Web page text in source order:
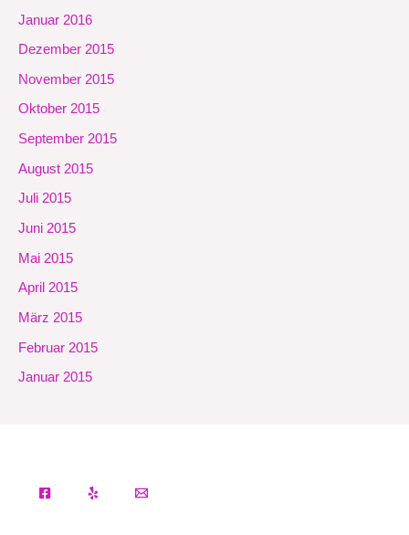
Januar 2016
Dezember 2015
November 2015
Oktober 2015
September 2015
August 2015
Juli 2015
Juni 2015
Mai 2015
April 2015
März 2015
Februar 2015
Januar 2015